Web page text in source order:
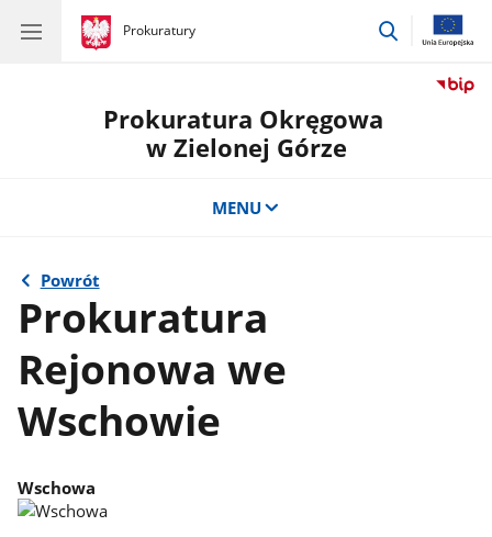
gov.pl
Prokuratury
gov.pl
Prokuratury
przejdź
Prokuratura Okręgowa
w Zielonej Górze
MENU
Powrót
Prokuratura
Rejonowa we
Wschowie
Wschowa